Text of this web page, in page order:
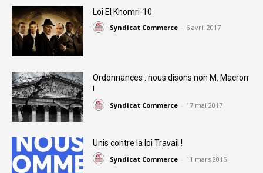
Loi El Khomri-10
Syndicat Commerce - 6 avril 2017
Ordonnances : nous disons non M. Macron
!
Syndicat Commerce - 17 mai 2017
Unis contre la loi Travail !
Syndicat Commerce - 11 mars 2016